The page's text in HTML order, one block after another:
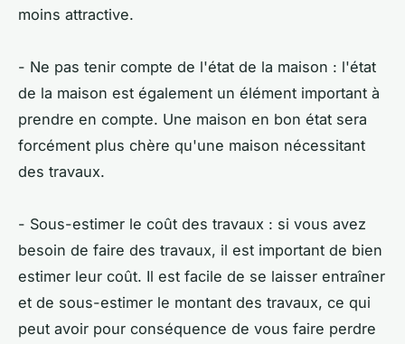
moins attractive.
- Ne pas tenir compte de l'état de la maison : l'état
de la maison est également un élément important à
prendre en compte. Une maison en bon état sera
forcément plus chère qu'une maison nécessitant
des travaux.
- Sous-estimer le coût des travaux : si vous avez
besoin de faire des travaux, il est important de bien
estimer leur coût. Il est facile de se laisser entraîner
et de sous-estimer le montant des travaux, ce qui
peut avoir pour conséquence de vous faire perdre